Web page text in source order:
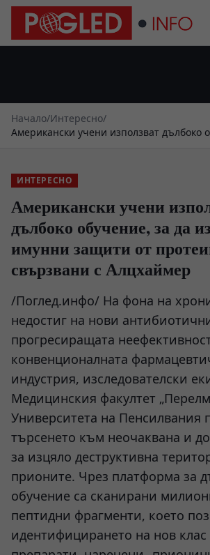
Начало/Интересно/
Американски учени използват дълбоко
ИНТЕРЕСНО
Американски учени
дълбоко обучение, за да
имунни защити от
свързвани с Алцхаймер
/Поглед.инфо/ На фона на
недостиг на нови
прогресиращата
конвенционалната
индустрия, изследователски
Медицинския факултет
Университета на Пенсилвания
търсенето към неочаквана и
за изцяло деструктивна
прионите. Чрез платформа за
обучение са сканирани
пептидни фрагменти, което
идентифицирането на нов